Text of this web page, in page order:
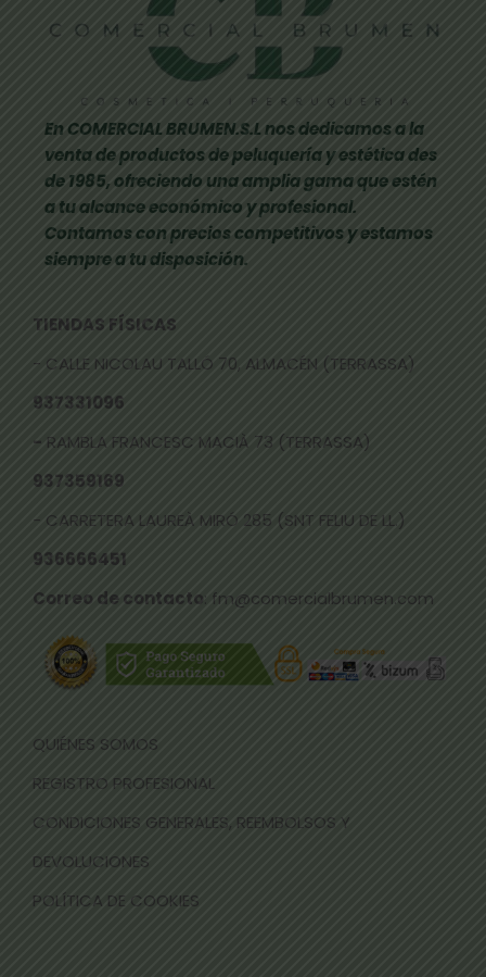
En COMERCIAL BRUMEN.S.L nos dedicamos a la
venta de productos de peluquería y estética des
de 1985, ofreciendo una amplia gama que estén
a tu alcance económico y profesional.
Contamos con precios competitivos y estamos
siempre a tu disposición.
TIENDAS FÍSICAS
- CALLE NICOLAU TALLÓ 70, ALMACÉN (TERRASSA)
937331096
- RAMBLA FRANCESC MACIÀ 73 (TERRASSA)
937359169
- CARRETERA LAUREÀ MIRÓ 285 (SNT FELIU DE LL.)
936666451
Correo de contacto: fm@comercialbrumen.com
QUIÉNES SOMOS
REGISTRO PROFESIONAL
CONDICIONES GENERALES, REEMBOLSOS Y
DEVOLUCIONES
POLÍTICA DE COOKIES